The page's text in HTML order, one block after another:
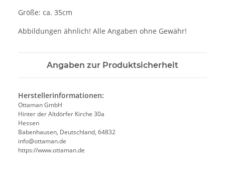
Größe: ca. 35cm
Abbildungen ähnlich! Alle Angaben ohne Gewähr!
Angaben zur Produktsicherheit
Herstellerinformationen:
Ottaman GmbH
Hinter der Altdörfer Kirche 30a
Hessen
Babenhausen, Deutschland, 64832
info@ottaman.de
https://www.ottaman.de